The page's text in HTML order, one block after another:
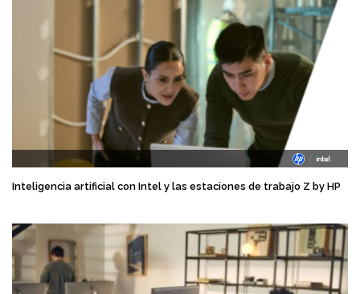
Inteligencia artificial con Intel y las estaciones de trabajo Z by HP